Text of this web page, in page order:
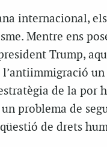
internacional,
Mentre ens
Trump,
de la por
problema de
de drets